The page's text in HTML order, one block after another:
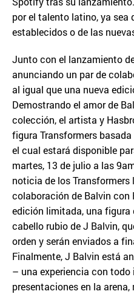
por el talento latino, ya sea
establecidos o de las
Junto con el lanzamiento
anunciando un par de
al igual que una nueva
Demostrando el amor de
colección, el artista y
figura Transformers
el cual estará disponible
martes, 13 de julio a las
noticia de los
colaboración de Balvin con
edición limitada, una figura
cabello rubio de J Balvin,
orden y serán enviados a
Finalmente, J Balvin está
– una experiencia con
presentaciones en la